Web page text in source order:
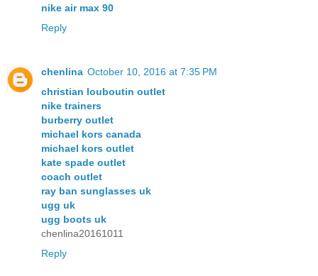
nike air max 90
Reply
chenlina October 10, 2016 at 7:35 PM
christian louboutin outlet
nike trainers
burberry outlet
michael kors canada
michael kors outlet
kate spade outlet
coach outlet
ray ban sunglasses uk
ugg uk
ugg boots uk
chenlina20161011
Reply